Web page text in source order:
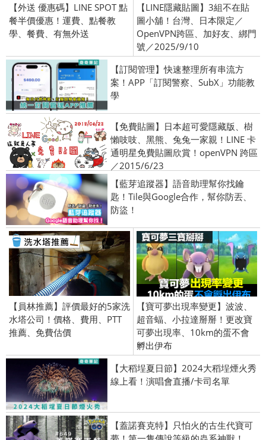
【外送 優惠碼】LINE SPOT 點
餐半價優惠！運費、點餐教
學、餐費、有無外送
【LINE隱藏貼圖】3組不在貼
圖小舖！台灣、日本限定／
OpenVPN跨區、加好友、綁門
號／2025/9/10
【訂閱管理】快速整理所有串流方
案！APP「訂閱警察、SubX」功能教
學
【免費貼圖】日本超可愛隱藏版、樹
懶吱吱、黑熊、兔兔一家親！LINE 卡
通明星免費貼圖欣賞！openVPN 跨區
／2015/6/23
【藍芽追蹤器】語音助理幫你找鑰
匙！Tile與Google合作，幫你防丟、
防盜！
【員林推薦】評價最好的5家洗
水塔公司！價格、費用、PTT
推薦、免費估價
【寶可夢出現率變更】波波、
超音蝠、小拉達掰掰！更改寶
可夢出現率、10km的蛋不會
孵出伊布
【大稻埕夏日節】2024大稻埕煙火秀
線上看！演唱會直播/卡司名單
【蓋諾賽克特】只怕火的古生代寶可